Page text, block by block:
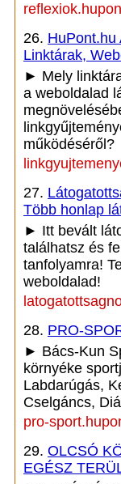
26. HuPont.hu
Linktárak,
► Mely
a weboldalad
működéséről?
27.
Több honlap
► Itt bevált
találhatsz és
tanfolyamra!
weboldalad!
28. PRO-
► Bács-Kun
környéke
Labdarúgás,
Cselgáncs,
pro-
29. OLCSÓ
EGÉSZ